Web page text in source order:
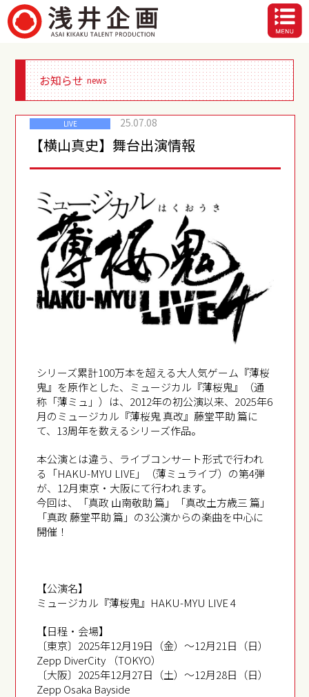
お知らせ news
LIVE 25.07.08
【横山真史】舞台出演情報
シリーズ累計100万本を超える大人気ゲーム『薄桜
鬼』を原作とした、ミュージカル『薄桜鬼』（通
称「薄ミュ」）は、2012年の初公演以来、2025年6
月のミュージカル『薄桜鬼 真改』藤堂平助 篇に
て、13周年を数えるシリーズ作品。
本公演とは違う、ライブコンサート形式で行われ
る「HAKU-MYU LIVE」（薄ミュライブ）の第4弾
が、12月東京・大阪にて行われます。
今回は、「真政 山南敬助 篇」「真改土方歳三 篇」
「真政 藤堂平助 篇」の3公演からの楽曲を中心に
開催！
【公演名】
ミュージカル『薄桜鬼』HAKU-MYU LIVE 4
【日程・会場】
〔東京〕2025年12月19日（金）～12月21日（日）
Zepp DiverCity （TOKYO）
〔大阪〕2025年12月27日（土）～12月28日（日）
Zepp Osaka Bayside